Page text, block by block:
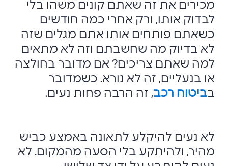
מכירים את זה שאתם קונים משהו בלי
לבדוק אותו, ורק אחרי כמה חודשים
כשאתם פותחים אותו אתם מגלים שזה
לא בדיוק מה שחשבתם וזה לא מתאים
למה שאתם צריכים? אם מדובר בחולצה
או בנעליים, זה לא נורא. כשמדובר
בביטוח רכב, זה הרבה פחות נעים.
לא נעים להיקלע לתאונה באמצע כביש
מהיר, ולהיתקע בלי הסעה מהמקום. לא